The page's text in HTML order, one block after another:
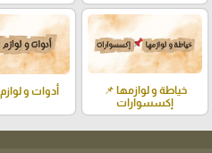
خياطة و لوازمها 📌
إكسسوارات
أدوات و لوازم